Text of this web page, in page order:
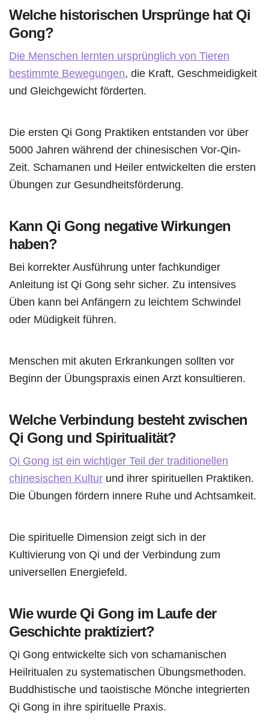
Welche historischen Ursprünge hat Qi
Gong?
Die Menschen lernten ursprünglich von Tieren
bestimmte Bewegungen, die Kraft, Geschmeidigkeit
und Gleichgewicht förderten.
Die ersten Qi Gong Praktiken entstanden vor über
5000 Jahren während der chinesischen Vor-Qin-
Zeit. Schamanen und Heiler entwickelten die ersten
Übungen zur Gesundheitsförderung.
Kann Qi Gong negative Wirkungen
haben?
Bei korrekter Ausführung unter fachkundiger
Anleitung ist Qi Gong sehr sicher. Zu intensives
Üben kann bei Anfängern zu leichtem Schwindel
oder Müdigkeit führen.
Menschen mit akuten Erkrankungen sollten vor
Beginn der Übungspraxis einen Arzt konsultieren.
Welche Verbindung besteht zwischen
Qi Gong und Spiritualität?
Qi Gong ist ein wichtiger Teil der traditionellen
chinesischen Kultur und ihrer spirituellen Praktiken.
Die Übungen fördern innere Ruhe und Achtsamkeit.
Die spirituelle Dimension zeigt sich in der
Kultivierung von Qi und der Verbindung zum
universellen Energiefeld.
Wie wurde Qi Gong im Laufe der
Geschichte praktiziert?
Qi Gong entwickelte sich von schamanischen
Heilritualen zu systematischen Übungsmethoden.
Buddhistische und taoistische Mönche integrierten
Qi Gong in ihre spirituelle Praxis.